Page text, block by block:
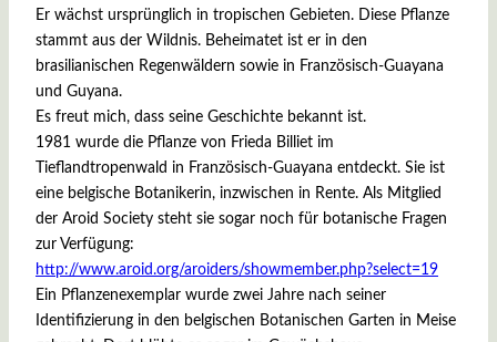
Er wächst ursprünglich in tropischen Gebieten. Diese Pflanze
stammt aus der Wildnis. Beheimatet ist er in den
brasilianischen Regenwäldern sowie in Französisch-Guayana
und Guyana.
Es freut mich, dass seine Geschichte bekannt ist.
1981 wurde die Pflanze von Frieda Billiet im
Tieflandtropenwald in Französisch-Guayana entdeckt. Sie ist
eine belgische Botanikerin, inzwischen in Rente. Als Mitglied
der Aroid Society steht sie sogar noch für botanische Fragen
zur Verfügung:
http://www.aroid.org/aroiders/showmember.php?select=19
Ein Pflanzenexemplar wurde zwei Jahre nach seiner
Identifizierung in den belgischen Botanischen Garten in Meise